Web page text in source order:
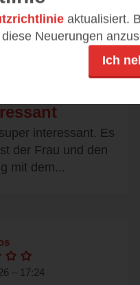
interessant. Es
der Frau und den
mit dem...
– 17:24
aktualisiert.
Neuerungen
Ich